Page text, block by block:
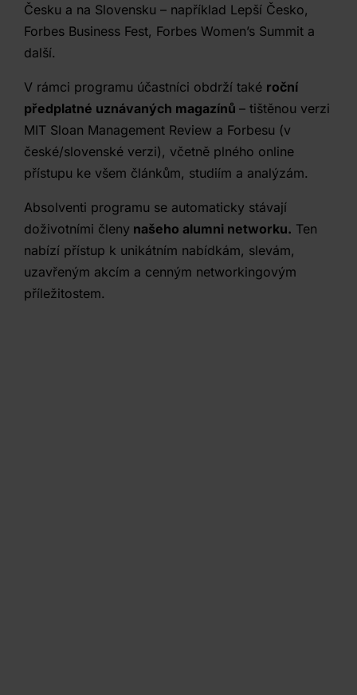
Česku a na Slovensku – například Lepší Česko,
Forbes Business Fest, Forbes Women’s Summit a
další.
V rámci programu účastníci obdrží také roční
předplatné uznávaných magazínů – tištěnou verzi
MIT Sloan Management Review a Forbesu (v
české/slovenské verzi), včetně plného online
přístupu ke všem článkům, studiím a analýzám.
Absolventi programu se automaticky stávají
doživotními členy našeho alumni networku. Ten
nabízí přístup k unikátním nabídkám, slevám,
uzavřeným akcím a cenným networkingovým
příležitostem.